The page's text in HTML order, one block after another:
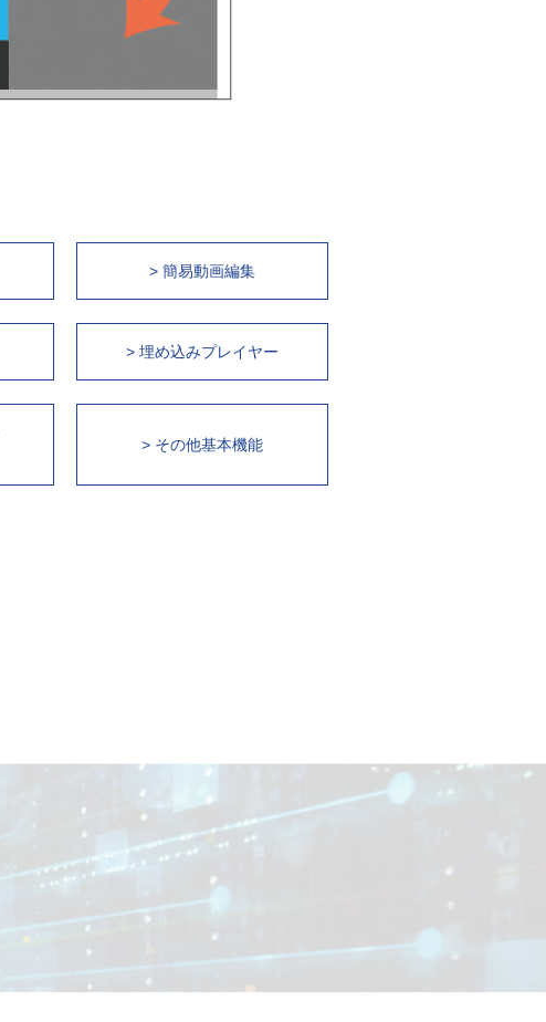
> 簡易動画編集
> 埋め込みプレイヤー
> その他基本機能